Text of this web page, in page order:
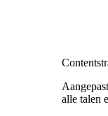
alle talen